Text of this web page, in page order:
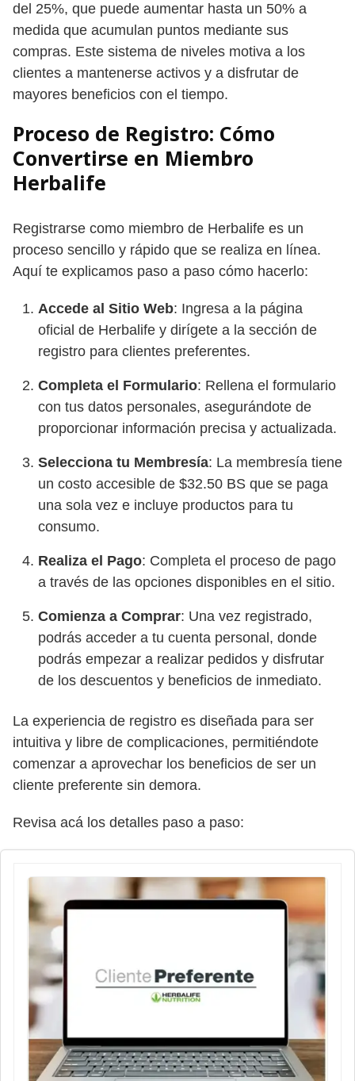
del 25%, que puede aumentar hasta un 50% a
medida que acumulan puntos mediante sus
compras. Este sistema de niveles motiva a los
clientes a mantenerse activos y a disfrutar de
mayores beneficios con el tiempo.
Proceso de Registro: Cómo
Convertirse en Miembro
Herbalife
Registrarse como miembro de Herbalife es un
proceso sencillo y rápido que se realiza en línea.
Aquí te explicamos paso a paso cómo hacerlo:
Accede al Sitio Web: Ingresa a la página
oficial de Herbalife y dirígete a la sección de
registro para clientes preferentes.
Completa el Formulario: Rellena el formulario
con tus datos personales, asegurándote de
proporcionar información precisa y actualizada.
Selecciona tu Membresía: La membresía tiene
un costo accesible de $32.50 BS que se paga
una sola vez e incluye productos para tu
consumo.
Realiza el Pago: Completa el proceso de pago
a través de las opciones disponibles en el sitio.
Comienza a Comprar: Una vez registrado,
podrás acceder a tu cuenta personal, donde
podrás empezar a realizar pedidos y disfrutar
de los descuentos y beneficios de inmediato.
La experiencia de registro es diseñada para ser
intuitiva y libre de complicaciones, permitiéndote
comenzar a aprovechar los beneficios de ser un
cliente preferente sin demora.
Revisa acá los detalles paso a paso: